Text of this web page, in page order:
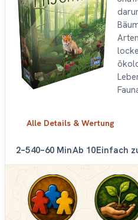
Alle Details & Wertung
2–540–60 MinAb 10Einfach